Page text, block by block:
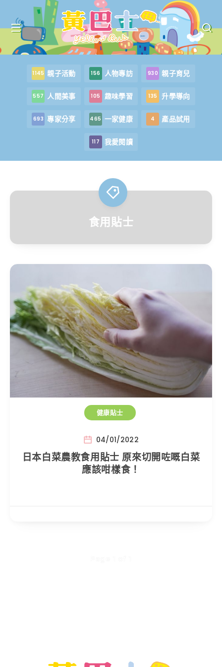
1145 親子活動 156 人物專訪 930 親子育兒
557 人間美事 105 趣味學習 135 升學導向
693 專家分享 465 一家健康 4 產品試用
117 我愛閱讀
食用貼士
健康貼士
04/01/2022
日本白菜農教食用貼士 原來切開咗嘅白菜
應該咁樣食！